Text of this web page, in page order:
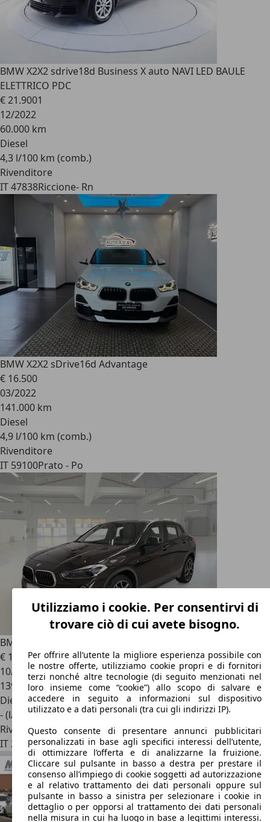
BMW X2X2 sdrive18d Business X auto NAVI LED BAULE
ELETTRICO PDC
€ 21.9001
12/2022
60.000 km
Diesel
4,3 l/100 km (comb.)
Rivenditore
IT 47838Riccione- Rn
BMW X2X2 sDrive16d Advantage
€ 16.500
03/2022
141.000 km
Diesel
4,9 l/100 km (comb.)
Rivenditore
IT 59100Prato - Po
BMW X2
€ 16.800
10/2019
139.578 km
Diesel
- (l/100 km)
Rivenditore
IT 27050Casei Gerola
Utilizziamo i cookie. Per consentirvi di
trovare ciò di cui avete bisogno.
Per offrire all’utente la migliore esperienza possibile con
le nostre offerte, utilizziamo cookie propri e di fornitori
terzi nonché altre tecnologie (di seguito menzionati nel
loro insieme come “cookie”) allo scopo di salvare e
accedere in seguito a informazioni sul dispositivo
utilizzato e a dati personali (tra cui gli indirizzi IP).
Questo consente di presentare annunci pubblicitari
personalizzati in base agli specifici interessi dell’utente,
di ottimizzare l’offerta e di analizzarne la fruizione.
Cliccare sul pulsante in basso a destra per prestare il
consenso all’impiego di cookie soggetti ad autorizzazione
e al relativo trattamento dei dati personali oppure sul
pulsante in basso a sinistra per selezionare i cookie in
dettaglio o per opporsi al trattamento dei dati personali
nella misura in cui ha luogo in base a legittimi interessi.